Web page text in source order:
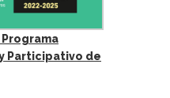
Participativo de